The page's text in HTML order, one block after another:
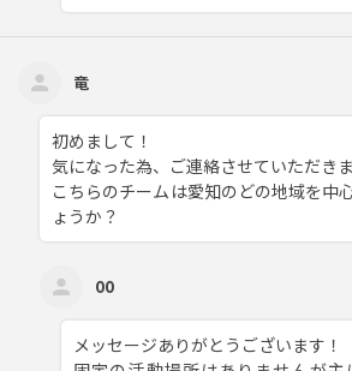
竜
初めまして！
気になった為、ご連絡させていただきま
こちらのチームは愛知のどの地域を中
ょうか？
00
メッセージありがとうございます！